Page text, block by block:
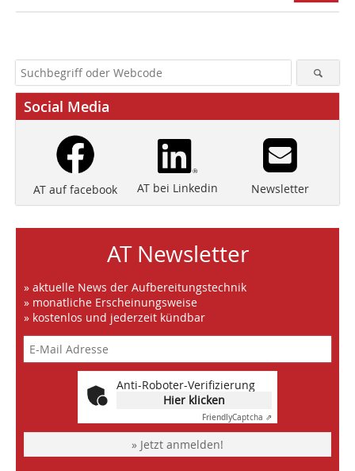
Social Media
AT auf facebook AT bei Linkedin Newsletter
AT Newsletter
» aktuelle News der Aufbereitungstechnik
» monatliche Erscheinungsweise
» kostenlos und jederzeit kündbar
Anti-Roboter-Verifizierung
Hier klicken
FriendlyCaptcha ⇗
» Jetzt anmelden!